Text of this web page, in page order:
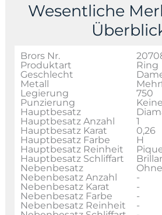
Wesentliche
Brors Nr.
Produktart
Ring
Geschlecht
Metall
Legierung
750
Punzierung
Hauptbesatz
Hauptbesatz Anzahl
1
Hauptbesatz Karat
0,26
Hauptbesatz Farbe
H
Hauptbesatz Reinheit
Hauptbesatz Schliffart
Nebenbesatz
Nebenbesatz Anzahl
-
Nebenbesatz Karat
-
Nebenbesatz Farbe
-
Nebenbesatz Reinheit
-